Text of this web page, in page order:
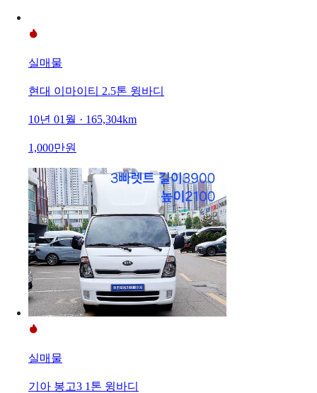
실매물
현대 이마이티 2.5톤 윙바디
10년 01월 · 165,304km
1,000만원
실매물
기아 봉고3 1톤 윙바디